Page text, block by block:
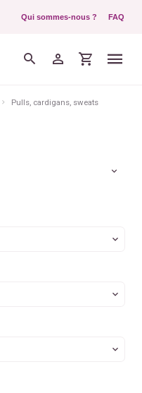
Qui sommes-nous ? FAQ
Pulls, cardigans, sweats